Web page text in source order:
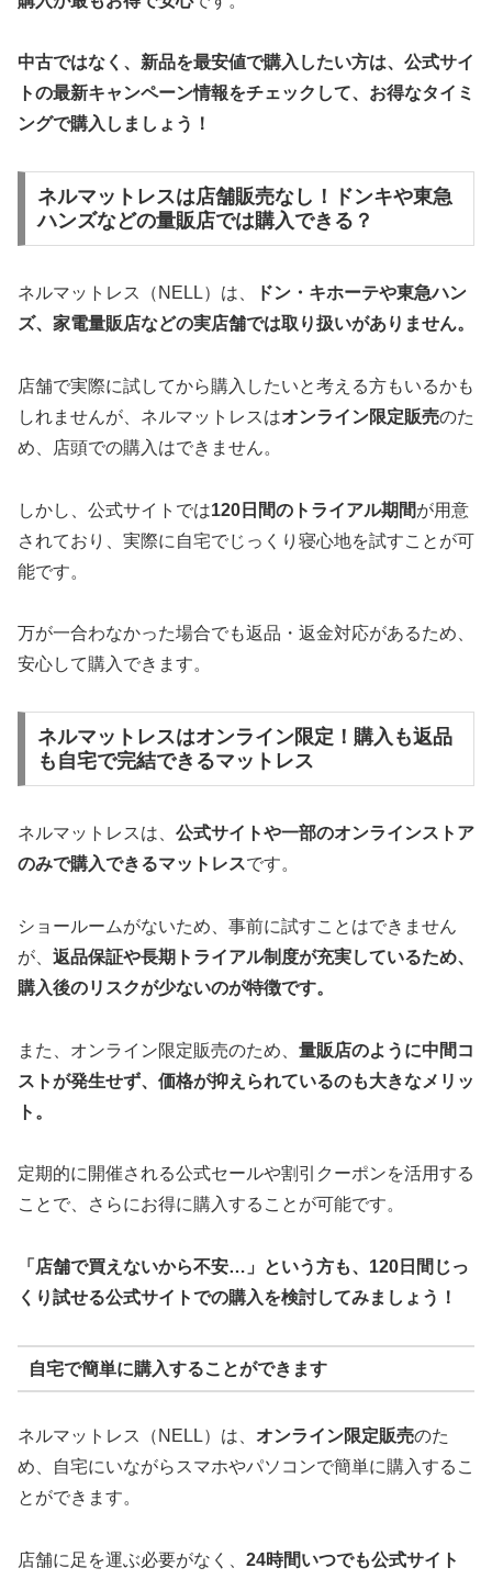
中古ではなく、新品を最安値で購入したい方は、公式サイ
トの最新キャンペーン情報をチェックして、お得なタイミ
ングで購入しましょう！
ネルマットレスは店舗販売なし！ドンキや東急
ハンズなどの量販店では購入できる？
ネルマットレス（NELL）は、
ドン・キホーテや東急ハン
ズ、家電量販店などの実店舗では取り扱いがありません。
店舗で実際に試してから購入したいと考える方もいるかも
しれませんが、ネルマットレスはオンライン限定販売のた
め、店頭での購入はできません。
しかし、公式サイトでは120日間のトライアル期間が用意
されており、実際に自宅でじっくり寝心地を試すことが可
能です。
万が一合わなかった場合でも返品・返金対応があるため、
安心して購入できます。
ネルマットレスはオンライン限定！購入も返品
も自宅で完結できるマットレス
ネルマットレスは、 公式サイトや一部のオンラインストア
のみで購入できるマットレスです。
ショールームがないため、事前に試すことはできません
が、 返品保証や長期トライアル制度が充実しているため、
購入後のリスクが少ないのが特徴です。
また、オンライン限定販売のため、 量販店のように中間コ
ストが発生せず、価格が抑えられているのも大きなメリッ
ト。
定期的に開催される公式セールや割引クーポンを活用する
ことで、さらにお得に購入することが可能です。
「店舗で買えないから不安…」という方も、120日間じっ
くり試せる公式サイトでの購入を検討してみましょう！
自宅で簡単に購入することができます
ネルマットレス（NELL）は、 オンライン限定販売のた
め、自宅にいながらスマホやパソコンで簡単に購入するこ
とができます。
店舗に足を運ぶ必要がなく、 24時間いつでも公式サイト